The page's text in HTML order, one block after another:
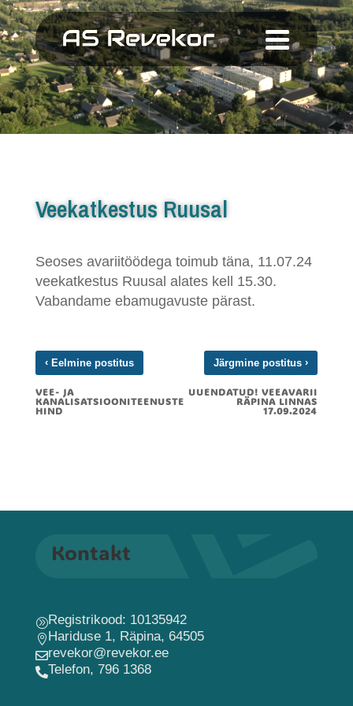
Veekatkestus Ruusal
Seoses avariitöödega toimub täna, 11.07.24
veekatkestus Ruusal alates kell 15.30.
Vabandame ebamugavuste pärast.
‹Eelmine postitus
VEE- JA
KANALISATSIOONITEENUSTE
HIND
Järgmine postitus›
UUENDATUD! VEEAVARII
RÄPINA LINNAS
17.09.2024
Kontakt
ARegistrikood: 10135942
Hariduse 1, Räpina, 64505
revekor@revekor.ee
Telefon, 796 1368